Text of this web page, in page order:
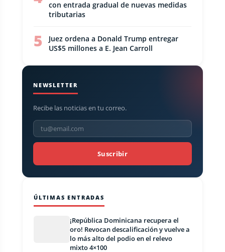
con entrada gradual de nuevas medidas
tributarias
5
Juez ordena a Donald Trump entregar
US$5 millones a E. Jean Carroll
NEWSLETTER
Recibe las noticias en tu correo.
Suscribir
ÚLTIMAS ENTRADAS
¡República Dominicana recupera el
oro! Revocan descalificación y vuelve a
lo más alto del podio en el relevo
mixto 4×100